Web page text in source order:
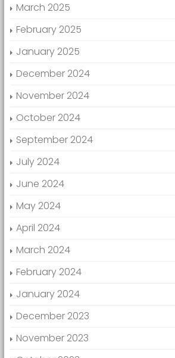
March 2025
February 2025
January 2025
December 2024
November 2024
October 2024
September 2024
July 2024
June 2024
May 2024
April 2024
March 2024
February 2024
January 2024
December 2023
November 2023